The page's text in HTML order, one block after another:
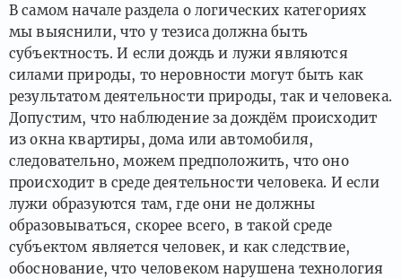
В самом начале раздела о логических категориях
мы выяснили, что у тезиса должна быть
субъектность. И если дождь и лужи являются
силами природы, то неровности могут быть как
результатом деятельности природы, так и человека.
Допустим, что наблюдение за дождём происходит
из окна квартиры, дома или автомобиля,
следовательно, можем предположить, что оно
происходит в среде деятельности человека. И если
лужи образуются там, где они не должны
образовываться, скорее всего, в такой среде
субъектом является человек, и как следствие,
обоснование, что человеком нарушена технология